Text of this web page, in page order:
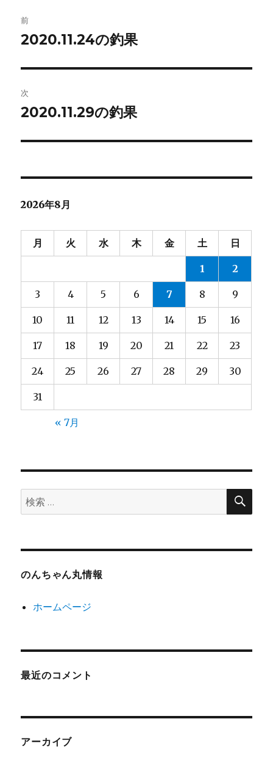
稿
ビ
ゲ
ー
ン
前
前
投
稿:
2020.11.24の釣果
次
次
投
2020.11.29の釣果
2026年8月
月 火 水 木 金 土 日
1 2
3 4 5 6 7 8 9
10 11 12 13 14 15 16
17 18 19 20 21 22 23
24 25 26 27 28 29 30
31
« 7月
検
索:
検
のんちゃん丸情報
ホームページ
最近のコメント
アーカイブ